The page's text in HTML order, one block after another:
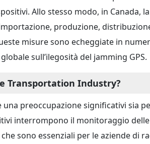
Allo stesso modo, in Canada,
produzione,
misure sono echeggiate in
sull’ilegosità del jamming GPS.
Transportation Industry?
preoccupazione significativi sia
interrompono il monitoraggio delle
sono essenziali per le aziende di